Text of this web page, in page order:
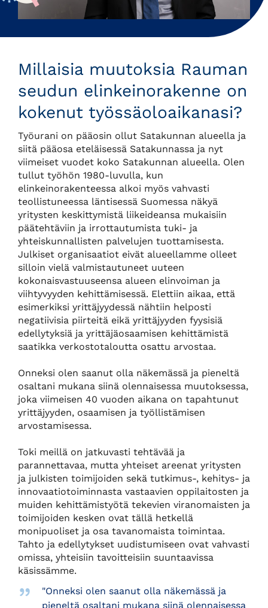
Millaisia muutoksia Rauman
seudun elinkeinorakenne on
kokenut työssäoloaikanasi?
Työurani on pääosin ollut Satakunnan alueella ja
siitä pääosa eteläisessä Satakunnassa ja nyt
viimeiset vuodet koko Satakunnan alueella. Olen
tullut työhön 1980-luvulla, kun
elinkeinorakenteessa alkoi myös vahvasti
teollistuneessa läntisessä Suomessa näkyä
yritysten keskittymistä liikeideansa mukaisiin
päätehtäviin ja irrottautumista tuki- ja
yhteiskunnallisten palvelujen tuottamisesta.
Julkiset organisaatiot eivät alueellamme olleet
silloin vielä valmistautuneet uuteen
kokonaisvastuuseensa alueen elinvoiman ja
viihtyvyyden kehittämisessä. Elettiin aikaa, että
esimerkiksi yrittäjyydessä nähtiin helposti
negatiivisia piirteitä eikä yrittäjyyden fyysisiä
edellytyksiä ja yrittäjäosaamisen kehittämistä
saatikka verkostotaloutta osattu arvostaa.
Onneksi olen saanut olla näkemässä ja pieneltä
osaltani mukana siinä olennaisessa muutoksessa,
joka viimeisen 40 vuoden aikana on tapahtunut
yrittäjyyden, osaamisen ja työllistämisen
arvostamisessa.
Toki meillä on jatkuvasti tehtävää ja
parannettavaa, mutta yhteiset areenat yritysten
ja julkisten toimijoiden sekä tutkimus-, kehitys- ja
innovaatiotoiminnasta vastaavien oppilaitosten ja
muiden kehittämistyötä tekevien viranomaisten ja
toimijoiden kesken ovat tällä hetkellä
monipuoliset ja osa tavanomaista toimintaa.
Tahto ja edellytykset uudistumiseen ovat vahvasti
omissa, yhteisiin tavoitteisiin suuntaavissa
käsissämme.
"Onneksi olen saanut olla näkemässä ja
pieneltä osaltani mukana siinä olennaisessa